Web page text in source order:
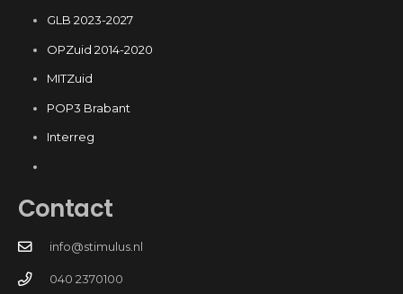
GLB 2023-2027
OPZuid 2014-2020
MITZuid
POP3 Brabant
Interreg
Contact
info@stimulus.nl
040 2370100